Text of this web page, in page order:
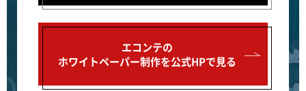
エコンテの
ホワイトペーパー制作を公式HPで見る